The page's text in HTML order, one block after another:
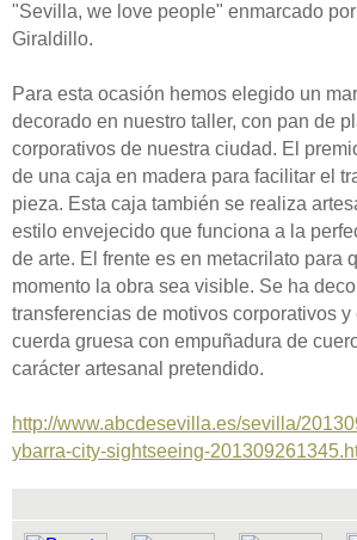
"Sevilla, we love people" enmarcado
Giraldillo.
Para esta ocasión hemos elegido un
decorado en nuestro taller, con pan de
corporativos de nuestra ciudad. El
de una caja en madera para facilitar el
pieza. Esta caja también se realiza
estilo envejecido que funciona a la
de arte. El frente es en metacrilato para
momento la obra sea visible. Se ha
transferencias de motivos corporativos
cuerda gruesa con empuñadura de
carácter artesanal pretendido.
http://www.abcdesevilla.es/sevilla/
ybarra-city-sightseeing-